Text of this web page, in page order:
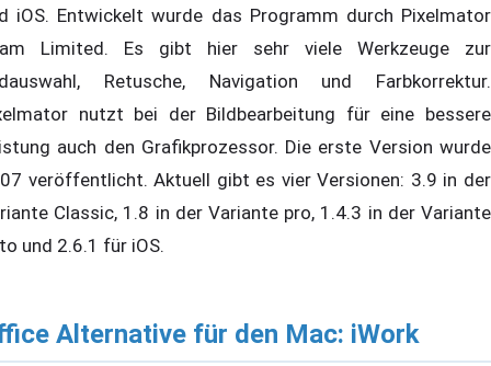
iOS. Entwickelt wurde das Programm durch Pixelmator
Limited. Es gibt hier sehr viele Werkzeuge zur
Retusche, Navigation und Farbkorrektur.
nutzt bei der Bildbearbeitung für eine bessere
auch den Grafikprozessor. Die erste Version wurde
veröffentlicht. Aktuell gibt es vier Versionen: 3.9 in der
Classic, 1.8 in der Variante pro, 1.4.3 in der Variante
und 2.6.1 für iOS.
Alternative für den Mac: iWork